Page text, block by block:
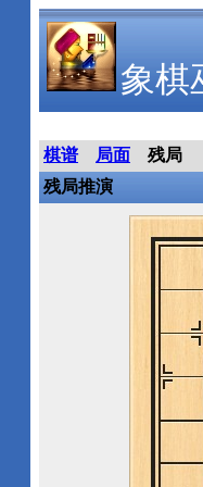
象棋
棋谱 局面
残局
残局推演